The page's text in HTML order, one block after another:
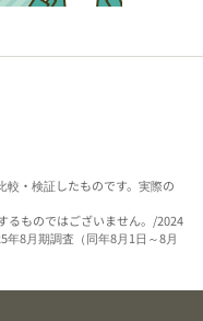
・検証したものです。実際の
るものではございません。/2024
8月期調査（同年8月1日～8月